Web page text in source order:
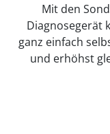
Mit den
Diagnosegerät
ganz einfach
und erhöhst